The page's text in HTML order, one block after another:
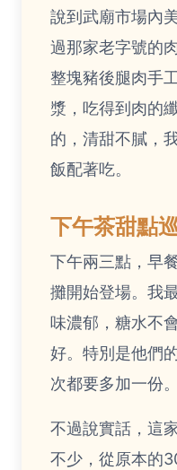
說到武廟市場內
過那家老字號的
整塊豬後腿肉手
漿，吃得到肉的
的，清甜不膩，
飯配著吃。
下午茶甜點
下午兩三點，早
攤開始登場。我
味濃郁，糖水不
好。特別是他們
次都要多加一份。
不過說實話，這
不少，從原本的